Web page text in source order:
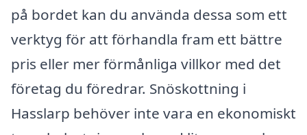
på bordet kan du använda dessa som ett
verktyg för att förhandla fram ett bättre
pris eller mer förmånliga villkor med det
företag du föredrar. Snöskottning i
Hasslarp behöver inte vara en ekonomiskt